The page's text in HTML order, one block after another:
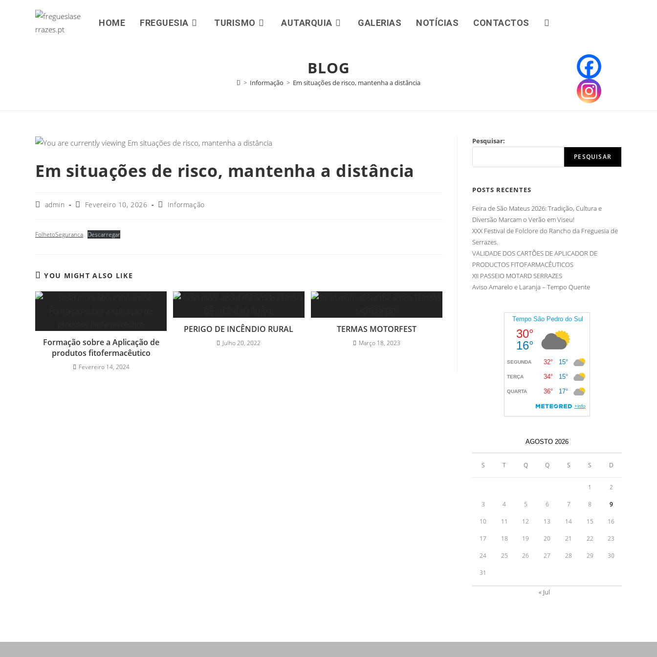
HOME FREGUESIA TURISMO AUTARQUIA GALERIAS NOTÍCIAS CONTACTOS
BLOG
> Informação > Em situações de risco, mantenha a distância
Em situações de risco, mantenha a distância
admin Fevereiro 10, 2026 Informação
FolhetoSeguranca Descarregar
YOU MIGHT ALSO LIKE
Formação sobre a Aplicação de
produtos fitofermacêutico
Fevereiro 14, 2024
PERIGO DE INCÊNDIO RURAL
Julho 20, 2022
TERMAS MOTORFEST
Março 18, 2023
Pesquisar:
PESQUISAR
POSTS RECENTES
Feira de São Mateus 2026: Tradição, Cultura e
Diversão Marcam o Verão em Viseu!
XXX Festival de Folclore do Rancho da Freguesia de
Serrazes.
VALIDADE DOS CARTÕES DE APLICADOR DE
PRODUCTOS FITOFARMACÊUTICOS
XII PASSEIO MOTARD SERRAZES
Aviso Amarelo e Laranja – Tempo Quente
AGOSTO 2026
S T Q Q S S D
1 2
3 4 5 6 7 8 9
10 11 12 13 14 15 16
17 18 19 20 21 22 23
24 25 26 27 28 29 30
31
« Jul